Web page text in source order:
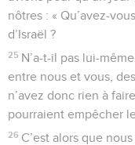
nôtres : « Qu’avez-
d’Israël ?
25 N’a-t-il pas lui-
entre nous et vous,
n’avez donc rien à
pourraient empêcher
26 C’est alors que